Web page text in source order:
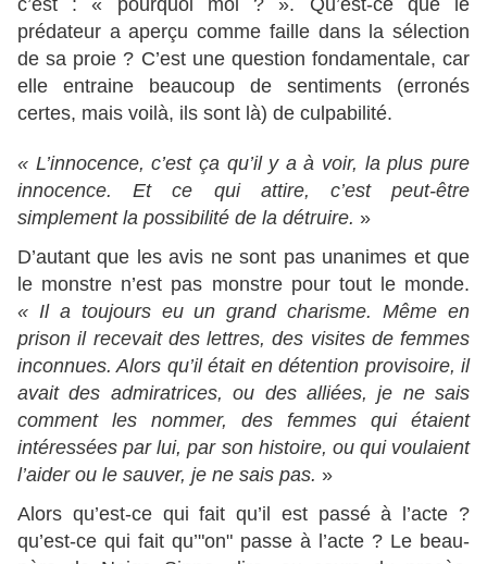
c’est : « pourquoi moi ? ». Qu’est-ce que le
prédateur a aperçu comme faille dans la sélection
de sa proie ? C’est une question fondamentale, car
elle entraine beaucoup de sentiments (erronés
certes, mais voilà, ils sont là) de culpabilité.
« L’innocence, c’est ça qu’il y a à voir, la plus pure
innocence. Et ce qui attire, c’est peut-être
simplement la possibilité de la détruire. »
D’autant que les avis ne sont pas unanimes et que
le monstre n’est pas monstre pour tout le monde.
« Il a toujours eu un grand charisme. Même en
prison il recevait des lettres, des visites de femmes
inconnues. Alors qu’il était en détention provisoire, il
avait des admiratrices, ou des alliées, je ne sais
comment les nommer, des femmes qui étaient
intéressées par lui, par son histoire, ou qui voulaient
l’aider ou le sauver, je ne sais pas. »
Alors qu’est-ce qui fait qu’il est passé à l’acte ?
qu’est-ce qui fait qu’"on" passe à l’acte ? Le beau-